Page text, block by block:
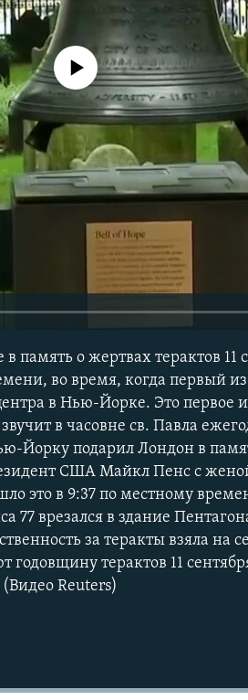
source currently available
память о жертвах терактов 11
во время, когда первый
в Нью-Йорке. Это первое
в часовне св. Павла
Йорку подарил Лондон в
США Майкл Пенс с
это в 9:37 по местному
77 врезался в здание
за теракты взяла на
терактов 11
(Видео Reuters)